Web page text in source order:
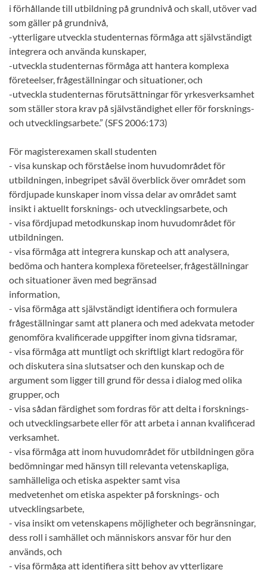
i förhållande till utbildning på grundnivå och skall, utöver vad
som gäller på grundnivå,
-ytterligare utveckla studenternas förmåga att självständigt
integrera och använda kunskaper,
-utveckla studenternas förmåga att hantera komplexa
företeelser, frågeställningar och situationer, och
-utveckla studenternas förutsättningar för yrkesverksamhet
som ställer stora krav på självständighet eller för forsknings-
och utvecklingsarbete.” (SFS 2006:173)
För magisterexamen skall studenten
- visa kunskap och förståelse inom huvudområdet för
utbildningen, inbegripet såväl överblick över området som
fördjupade kunskaper inom vissa delar av området samt
insikt i aktuellt forsknings- och utvecklingsarbete, och
- visa fördjupad metodkunskap inom huvudområdet för
utbildningen.
- visa förmåga att integrera kunskap och att analysera,
bedöma och hantera komplexa företeelser, frågeställningar
och situationer även med begränsad
information,
- visa förmåga att självständigt identifiera och formulera
frågeställningar samt att planera och med adekvata metoder
genomföra kvalificerade uppgifter inom givna tidsramar,
- visa förmåga att muntligt och skriftligt klart redogöra för
och diskutera sina slutsatser och den kunskap och de
argument som ligger till grund för dessa i dialog med olika
grupper, och
- visa sådan färdighet som fordras för att delta i forsknings-
och utvecklingsarbete eller för att arbeta i annan kvalificerad
verksamhet.
- visa förmåga att inom huvudområdet för utbildningen göra
bedömningar med hänsyn till relevanta vetenskapliga,
samhälleliga och etiska aspekter samt visa
medvetenhet om etiska aspekter på forsknings- och
utvecklingsarbete,
- visa insikt om vetenskapens möjligheter och begränsningar,
dess roll i samhället och människors ansvar för hur den
används, och
- visa förmåga att identifiera sitt behov av ytterligare